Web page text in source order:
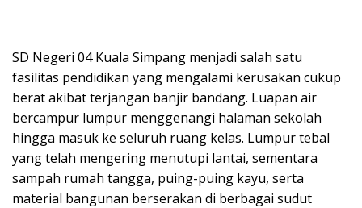
SD Negeri 04 Kuala Simpang menjadi salah satu
fasilitas pendidikan yang mengalami kerusakan cukup
berat akibat terjangan banjir bandang. Luapan air
bercampur lumpur menggenangi halaman sekolah
hingga masuk ke seluruh ruang kelas. Lumpur tebal
yang telah mengering menutupi lantai, sementara
sampah rumah tangga, puing-puing kayu, serta
material bangunan berserakan di berbagai sudut